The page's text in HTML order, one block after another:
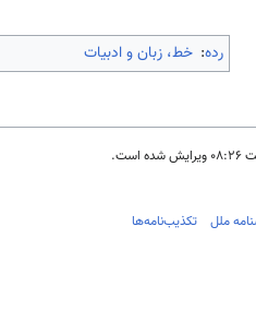
رده: خط، زبان و ادبیات
ملل تکذیب‌نامه‌ها